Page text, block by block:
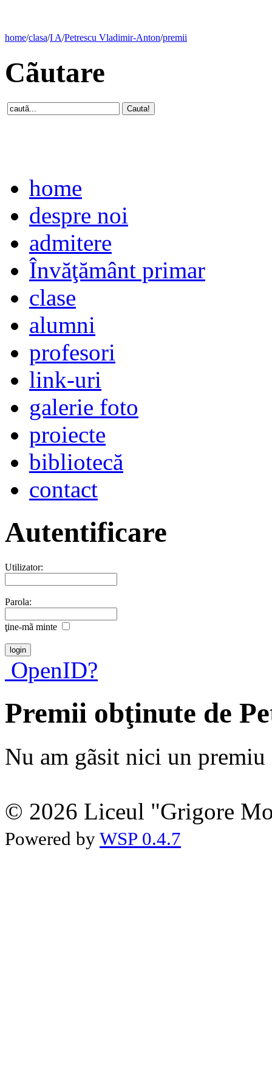
home/clasa/I A/Petrescu Vladimir-Anton/premii
Cãutare
home
despre noi
admitere
Învăţământ primar
clase
alumni
profesori
link-uri
galerie foto
proiecte
bibliotecă
contact
Autentificare
Utilizator:
Parola:
ţine-mã minte
OpenID?
Premii obţinute de
Nu am gãsit nici un premiu
© 2026 Liceul "Grigore
Powered by WSP 0.4.7